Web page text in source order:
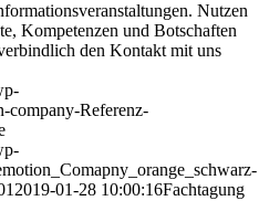
Nutzen
Kompetenzen und Botschaften
den Kontakt mit uns
company-Referenz-
2019-01-28 10:00:16Fachtagung